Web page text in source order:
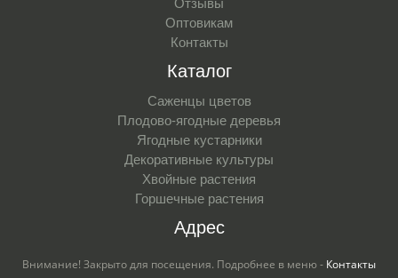
Отзывы
Оптовикам
Контакты
Каталог
Саженцы цветов
Плодово-ягодные деревья
Ягодные кустарники
Декоративные культуры
Хвойные растения
Горшечные растения
Адрес
Внимание! Закрыто для посещения. Подробнее в меню - Контакты